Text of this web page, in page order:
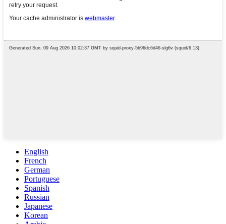
English
French
German
Portuguese
Spanish
Russian
Japanese
Korean